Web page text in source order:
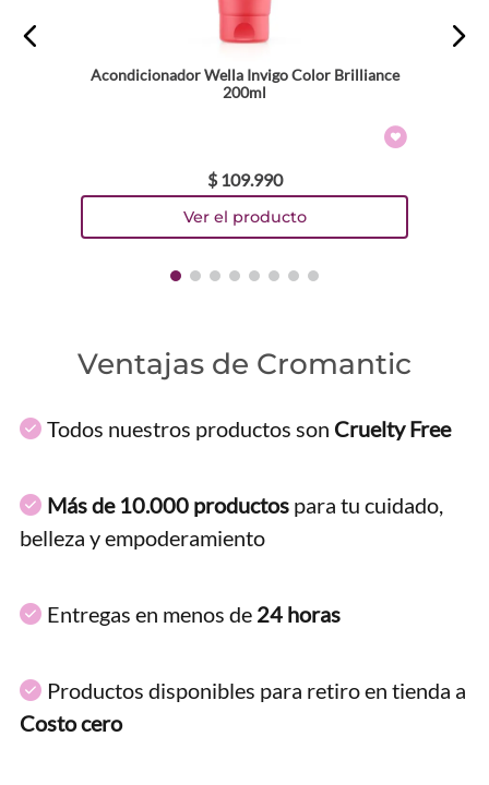
ENVIAR COMENTARIO
Acondicionador Wella Invigo Color Brilliance
200ml
$ 109.990
Ventajas de Cromantic
Todos nuestros productos son Cruelty Free
Más de 10.000 productos para tu cuidado,
belleza y empoderamiento
Entregas en menos de 24 horas
Productos disponibles para retiro en tienda a
Costo cero